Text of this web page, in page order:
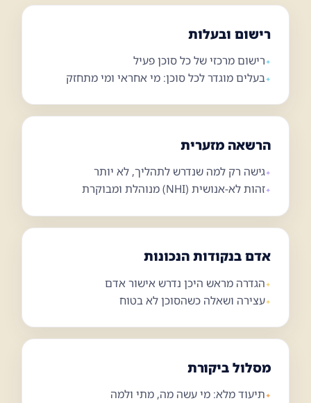
רישום ובעלות
רישום מרכזי של כל סוכן פעיל
בעלים מוגדר לכל סוכן: מי אחראי ומי מתחזק
הרשאה מזערית
גישה רק למה שנדרש לתהליך, לא יותר
זהות לא-אנושית (NHI) מנוהלת ומבוקרת
אדם בנקודות הנכונות
הגדרה מראש היכן נדרש אישור אדם
עצירה ושאלה כשהסוכן לא בטוח
מסלול ביקורת
תיעוד מלא: מי עשה מה, מתי ולמה